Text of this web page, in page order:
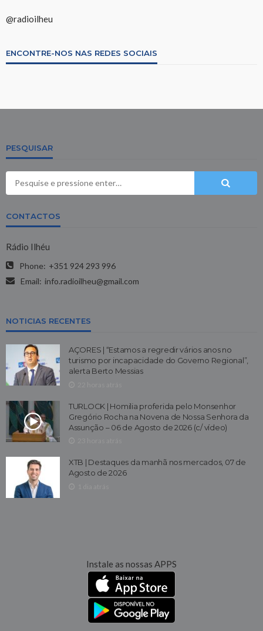
@radioilheu
ENCONTRE-NOS NAS REDES SOCIAIS
PESQUISAR
CONTACTOS
Rádio Ilhéu
Phone: +351 924 293 996
Email: info.radioilheu@gmail.com
NOTICIAS RECENTES
AÇORES | “Estamos a regredir vários anos no
turismo por incapacidade do Governo Regional”,
alerta Berto Messias
TURLOCK | Homilia proferida pelo Monsenhor
Gregório Rocha na Novena de Nossa Senhora da
Assunção – 06 de Agosto de 2026 (c/ vídeo)
XTB | Destaques da manhã nos mercados, 07 de
Agosto de 2026
Instale as nossas APPS